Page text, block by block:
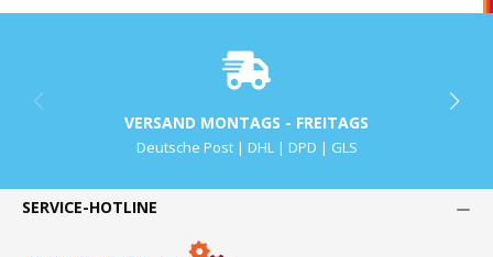
VERSAND MONTAGS - FREITAGS
Deutsche Post | DHL | DPD | GLS
SERVICE-HOTLINE